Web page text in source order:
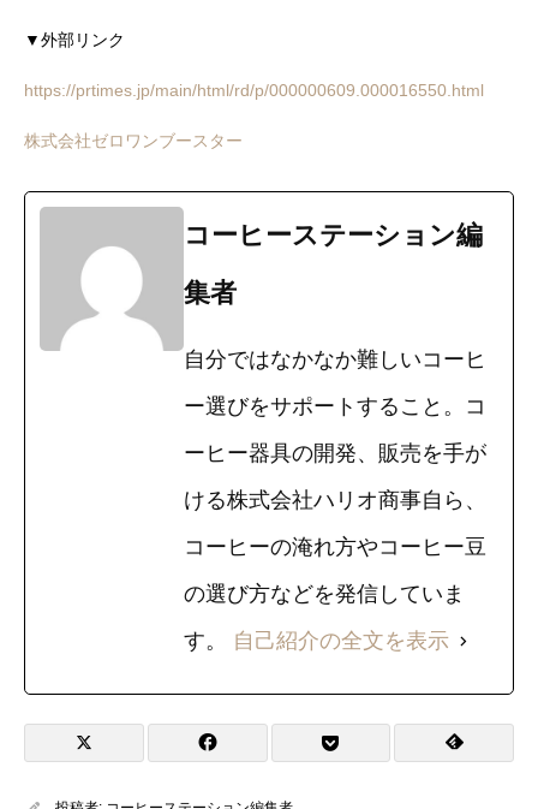
▼外部リンク
https://prtimes.jp/main/html/rd/p/000000609.000016550.html
株式会社ゼロワンブースター
コーヒーステーション編
集者
自分ではなかなか難しいコーヒ
ー選びをサポートすること。コ
ーヒー器具の開発、販売を手が
ける株式会社ハリオ商事自ら、
コーヒーの淹れ方やコーヒー豆
の選び方などを発信していま
す。 自己紹介の全文を表示